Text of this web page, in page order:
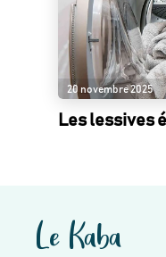
20 novembre 2025
Les lessives
Le Kaba